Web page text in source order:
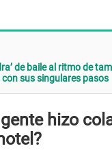
de baile al ritmo de
sus singulares pasos
hizo